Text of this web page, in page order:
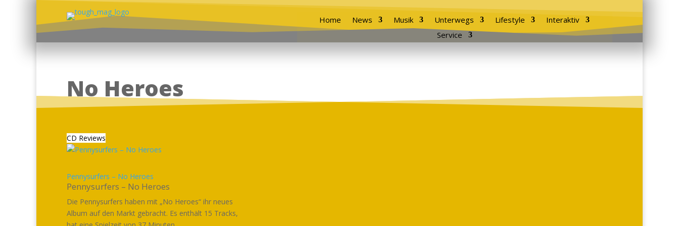
Home News Musik Unterwegs Lifestyle
Interaktiv
Service
No Heroes
CD Reviews
Pennysurfers – No Heroes
Pennysurfers – No Heroes
Die Pennysurfers haben mit „No Heroes“ ihr neues
Album auf den Markt gebracht. Es enthält 15 Tracks,